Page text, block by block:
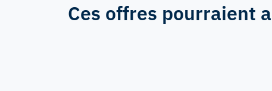
Ces offres pourraient